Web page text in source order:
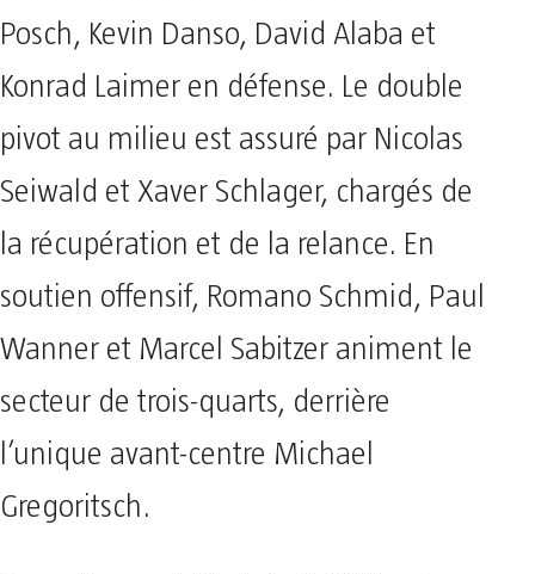
Posch, Kevin Danso, David Alaba et
Konrad Laimer en défense. Le double
pivot au milieu est assuré par Nicolas
Seiwald et Xaver Schlager, chargés de
la récupération et de la relance. En
soutien offensif, Romano Schmid, Paul
Wanner et Marcel Sabitzer animent le
secteur de trois-quarts, derrière
l’unique avant-centre Michael
Gregoritsch.